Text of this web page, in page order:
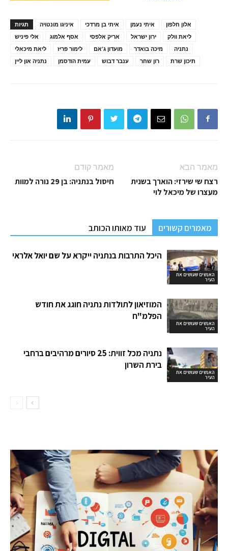
תגיות איניגו מונטויה איתי בן מרדכי איתי נעמן
אלון חלפון
אלי פיניש
אסף אלמוג אריק אלפסי ירון ישראל
ליאת וולק
ליאת מיכאלי
לימור פריז מועדון ג'אם מיכה בואדר
נתניה
נתניה און ליין
עמית הודסמן ענבר דבוש רון שחר תיכון שרת
מאמר קודם
חיסול בנתניה: בן 29 נורה למוות
מאמר הבא
רצח שי שירזי: הוארך בשנית
מעצרו של מיכאל לוי
מאמרים קשורים עוד מאותו הכותב
האנשים שעושים את
העיר
היכל התרבות בנתניה ייקרא על שם יואל אלראי
האנשים שעושים את
העיר
המוזיאון לתולדות נתניה חוגג את חודש
הפלמ"ח
האנשים שעושים את
העיר
נתניה מכל זווית: 25 סיורים מרהיבים ברחבי
בירת השרון